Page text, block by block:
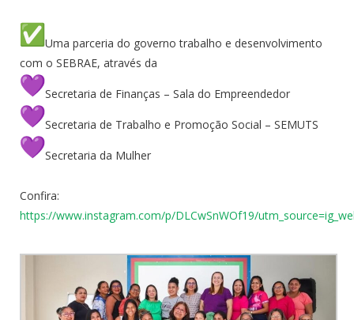
Uma parceria do governo trabalho e desenvolvimento
com o SEBRAE, através da
Secretaria de Finanças – Sala do Empreendedor
Secretaria de Trabalho e Promoção Social – SEMUTS
Secretaria da Mulher
Confira:
https://www.instagram.com/p/DLCwSnWOf19/